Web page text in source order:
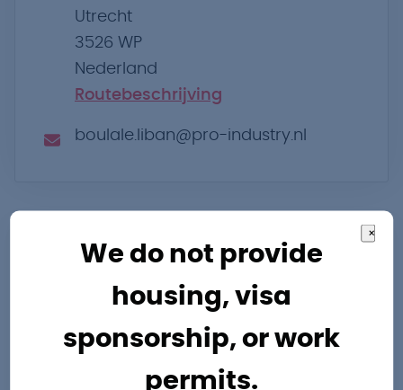
×
We do not provide
housing, visa
sponsorship, or work
permits.
Utrecht
3526 WP
Nederland
Routebeschrijving
boulale.liban@pro-industry.nl
interessante